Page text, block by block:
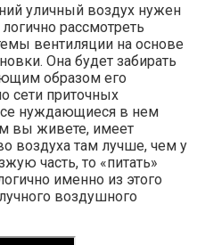
уличный воздух нужен
рассмотреть
вентиляции на основе
Она будет забирать
образом его
сети приточных
нуждающиеся в нем
вы живете, имеет
воздуха там лучше, чем у
часть, то «питать»
именно из этого
воздушного